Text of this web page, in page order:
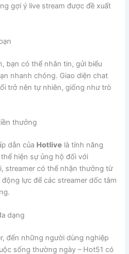
gợi ý live stream được đề xuất
bạn có thể nhắn tin, gửi biểu
nhanh chóng. Giao diện chat
trở nên tự nhiên, giống như trò
thưởng
dẫn của Hotlive là tính năng
hiện sự ủng hộ đối với
streamer có thể nhận thưởng từ
lực để các streamer dốc tâm
dạng
đến những người dùng nghiệp
sống thường ngày – Hot51 có